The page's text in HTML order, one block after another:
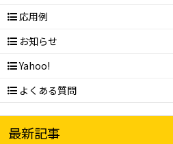
応用例
お知らせ
Yahoo!
よくある質問
最新記事